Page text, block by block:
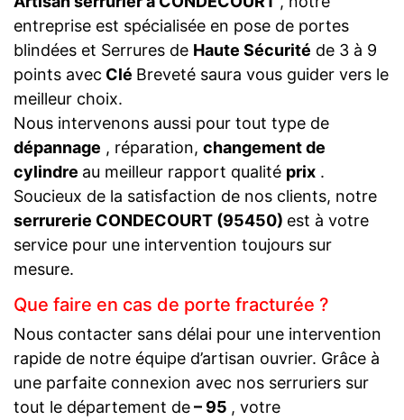
entreprise est spécialisée en pose de portes
blindées et Serrures de Haute Sécurité de 3 à 9
points avec Clé Breveté saura vous guider vers le
meilleur choix.
Nous intervenons aussi pour tout type de
dépannage , réparation, changement de
cylindre au meilleur rapport qualité prix .
Soucieux de la satisfaction de nos clients, notre
serrurerie CONDECOURT (95450) est à votre
service pour une intervention toujours sur
mesure.
Que faire en cas de porte fracturée ?
Nous contacter sans délai pour une intervention
rapide de notre équipe d’artisan ouvrier. Grâce à
une parfaite connexion avec nos serruriers sur
tout le département de– 95 , votre